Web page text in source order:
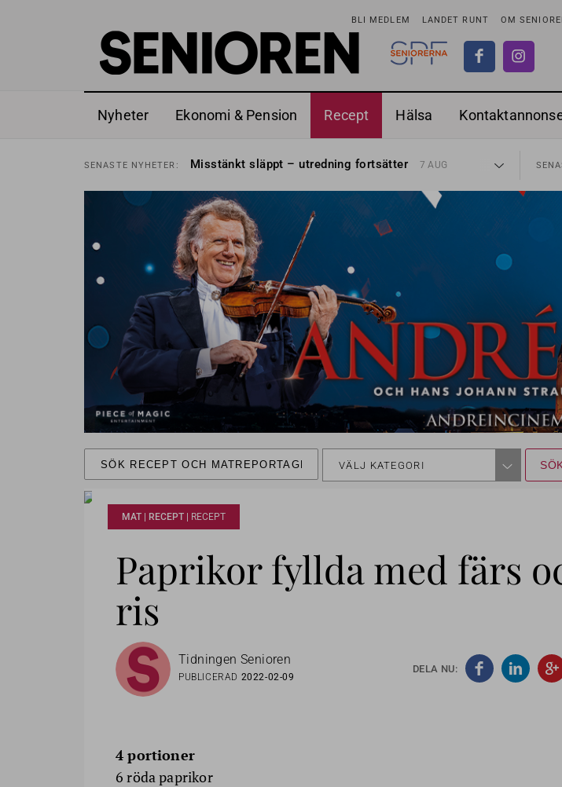
BLI MEDLEM LANDET RUNT OM
Nyheter Ekonomi & Pension Recept Hälsa
SENASTE NYHETER: Misstänkt släppt – utredning fortsätter 7 AUG
SENASTENYHETER: Kravet: Nu måste 65-årsgränsen bort 30 JUL
SENASTENYHETER: Dom öppnar för rätt till garantipension 30 JUL
Snart kan telefonförsäljning förbjudas i Sverige
NYHETER: Hyror rusar ifrån äldres bostadstillägg
SENASTE NYHETER: Liten höjning av garantipensionen
SENASTE NYHETER: Misstänkt släppt – utredning fortsätter
VÄLJ KATEGORI
MAT | RECEPT | RECEPT
Paprikor fyllda med färs
ris
Tidningen Senioren
PUBLICERAD 2022-02-09
DELA NU:
4 portioner
6 röda paprikor